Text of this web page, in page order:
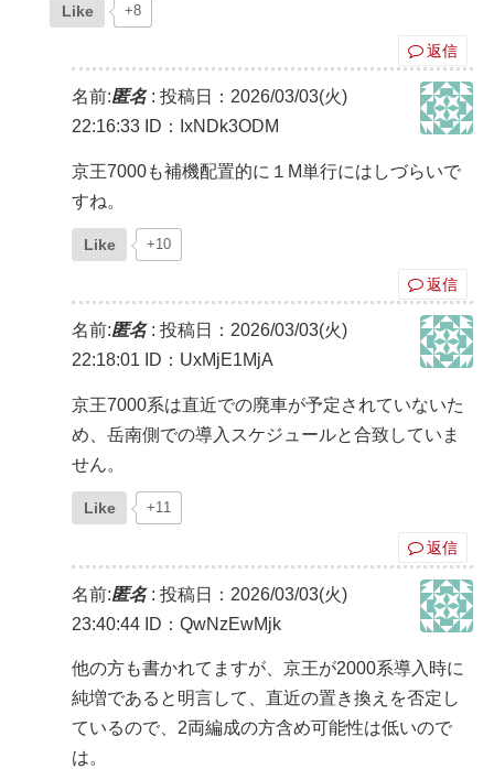
Like +8
返信
名前:匿名: 投稿日：2026/03/03(火)
22:16:33 ID：IxNDk3ODM
京王7000も補機配置的に１M単行にはしづらいで
すね。
Like +10
返信
名前:匿名: 投稿日：2026/03/03(火)
22:18:01
ID：UxMjE1MjA
京王7000系は直近での廃車が予定されていないた
め、岳南側での導入スケジュールと合致していま
せん。
Like +11
返信
名前:匿名: 投稿日：2026/03/03(火)
23:40:44 ID：QwNzEwMjk
他の方も書かれてますが、京王が2000系導入時に
純増であると明言して、直近の置き換えを否定し
ているので、2両編成の方含め可能性は低いので
は。